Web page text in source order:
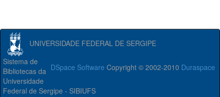
UNIVERSIDADE FEDERAL DE SERGIPE
DSpace Software Copyright © 2002-2010 Duraspace
Sistema de
Bibliotecas da
Universidade
Federal de Sergipe - SIBIUFS